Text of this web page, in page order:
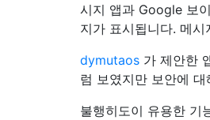
시지 앱과 Google 보
지가 표시됩니다. 메시
dymutaos 가 제안한
럼 보였지만 보안에
불행히도이 유용한 기